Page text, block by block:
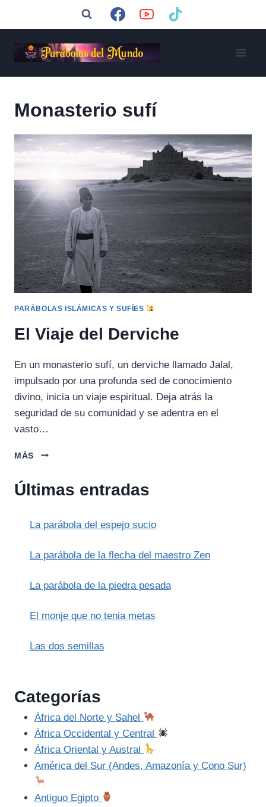
Monasterio sufí
PARÁBOLAS ISLÁMICAS Y SUFÍES
El Viaje del Derviche
En un monasterio sufí, un derviche llamado Jalal,
impulsado por una profunda sed de conocimiento
divino, inicia un viaje espiritual. Deja atrás la
seguridad de su comunidad y se adentra en el
vasto…
MÁS
EL
DERVICHE
Últimas entradas
La parábola del espejo sucio
La parábola de la flecha del maestro Zen
La parábola de la piedra pesada
El monje que no tenia metas
Las dos semillas
Categorías
África del Norte y Sahel
África Occidental y Central
África Oriental y Austral
América del Sur (Andes, Amazonía y Cono Sur)
Antiguo Egipto